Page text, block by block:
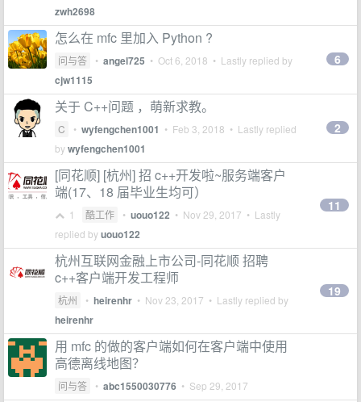
zwh2698
怎么在 mfc 里加入 Python ?
问与答 • angel725 • Oct 6, 2018 • Lastly replied by
cjw1115
6
关于 C++问题 ，萌新求教。
C • wyfengchen1001 • Feb 3, 2018 • Lastly replied
bywyfengchen1001
2
[同花顺] [杭州] 招 c++开发啦~服务端客户
端(17、18 届毕业生均可）
1 酷工作 • uouo122 • Nov 29, 2017 • Lastly
replied byuouo122
11
杭州互联网金融上市公司-同花顺 招聘
c++客户端开发工程师
杭州 • heirenhr • Nov 23, 2017 • Lastly replied by
heirenhr
19
用 mfc 的做的客户端如何在客户端中使用
高德离线地图？
问与答 • abc1550030776 • Sep 29, 2017